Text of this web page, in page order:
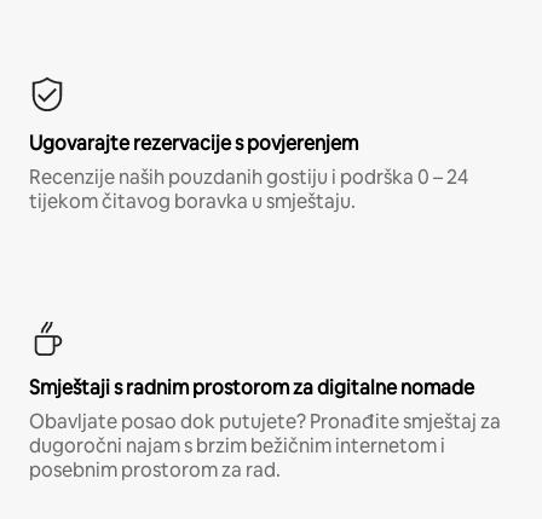
Ugovarajte rezervacije s povjerenjem
Recenzije naših pouzdanih gostiju i podrška 0 – 24
tijekom čitavog boravka u smještaju.
Smještaji s radnim prostorom za digitalne nomade
Obavljate posao dok putujete? Pronađite smještaj za
dugoročni najam s brzim bežičnim internetom i
posebnim prostorom za rad.